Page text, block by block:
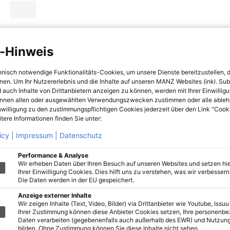
Hinweis
notwendige Funktionalitäts-Cookies, um unsere Dienste bereitzustellen,
Um Ihr Nutzererlebnis und die Inhalte auf unseren MANZ Websites (inkl.
auch Inhalte von Drittanbietern anzeigen zu können, werden mit Ihrer
allen oder ausgewählten Verwendungszwecken zustimmen oder alle
zu den zustimmungspflichtigen Cookies jederzeit über den Link
Informationen finden Sie unter:
| Impressum | Datenschutz
Performance & Analyse
Wir erheben Daten über Ihren Besuch auf unseren Websites und setzen
Ihrer Einwilligung Cookies. Dies hilft uns zu verstehen, was wir
Die Daten werden in der EU gespeichert.
Anzeige externer Inhalte
Wir zeigen Inhalte (Text, Video, Bilder) via Drittanbieter wie Youtube,
Ihrer Zustimmung können diese Anbieter Cookies setzen, Ihre
Daten verarbeiten (gegebenenfalls auch außerhalb des EWR) und
bilden. Ohne Zustimmung können Sie diese Inhalte nicht sehen.